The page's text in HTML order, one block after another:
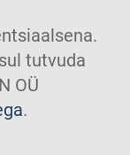
tutvuda
OÜ
.